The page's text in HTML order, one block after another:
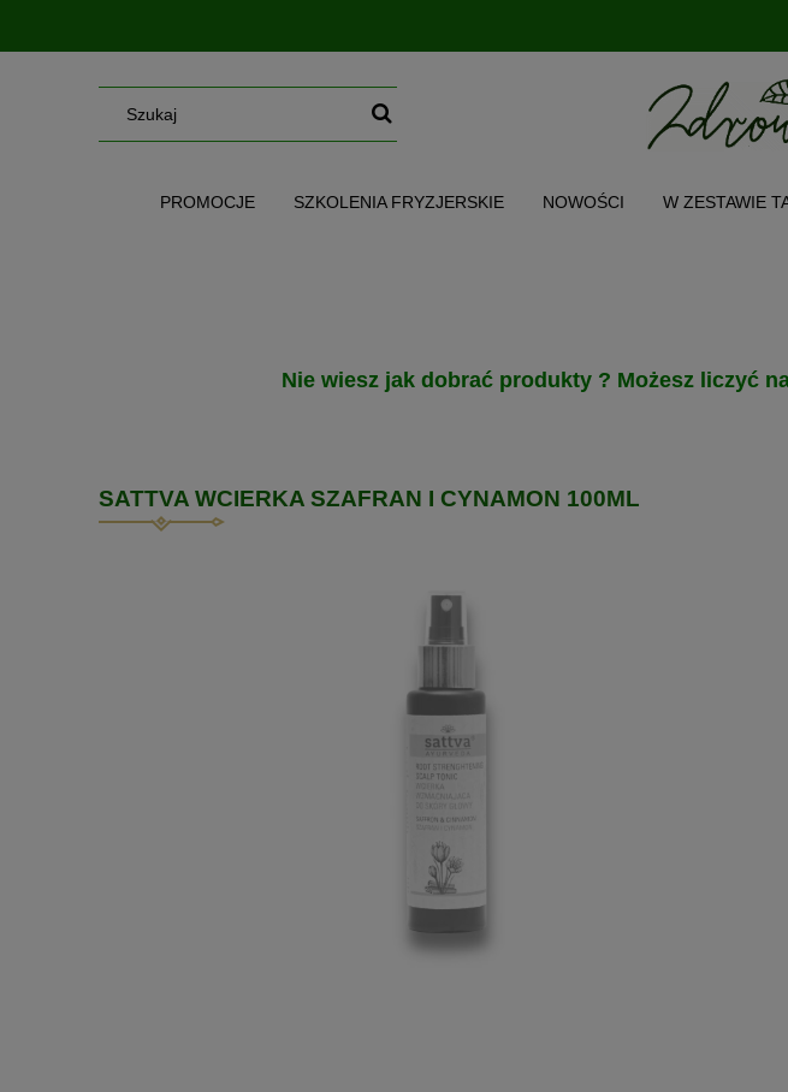
PROMOCJE SZKOLENIA FRYZJERSKIE NOWOŚCI W ZESTAWIE
Nie wiesz jak dobrać produkty ? Możesz liczyć
SATTVA WCIERKA SZAFRAN I CYNAMON 100ML